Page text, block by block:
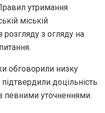
утримання
міській
розгляду з огляду на
обговорили низку
доцільність
певними уточненнями.